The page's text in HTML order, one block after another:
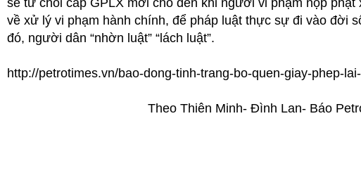
sẽ từ chối cấp GPLX mới cho đến khi người vi phạm nộp
về xử lý vi phạm hành chính, để pháp luật thực sự đi vào đời
đó, người dân “nhờn luật” “lách luật”.
http://petrotimes.vn/bao-dong-tinh-trang-bo-quen-giay-phep-
Theo Thiên Minh- Đình Lan- Báo